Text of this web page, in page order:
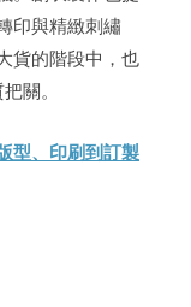
印與精緻刺繡
貨的階段中，也
關。
型、印刷到訂製